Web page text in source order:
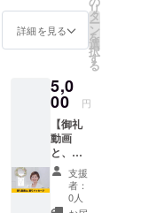
みのお
値段で
の体験
版コー
スをオ
おこな
いま
す。 3
本の香
りを
香って
頂き、
あなた
の心の
詳細を見る
リ
タ
ー
ン
を
選
択
す
る
5,0
00 円
【御礼
動画
と、香
りメッ
セー
ジ】
SHAON
支援
者：
0人